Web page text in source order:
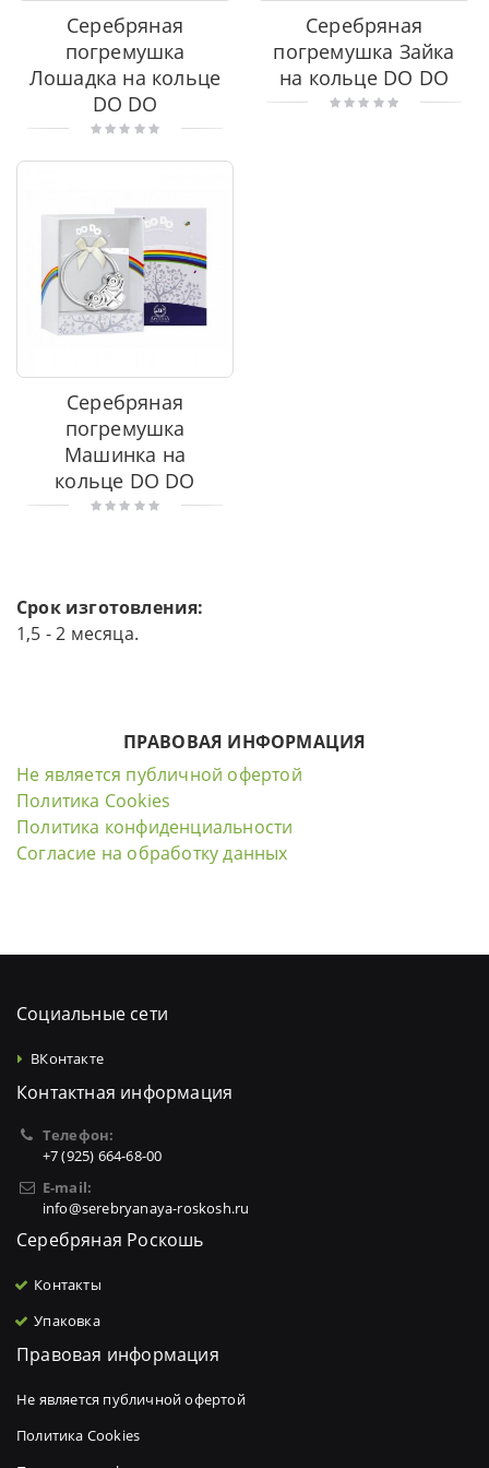
Серебряная
погремушка
Лошадка на кольце
DO DO
Серебряная
погремушка Зайка
на кольце DO DO
Серебряная
погремушка
Машинка на
кольце DO DO
Срок изготовления:
1,5 - 2 месяца.
ПРАВОВАЯ ИНФОРМАЦИЯ
Не является публичной офертой
Политика Cookies
Политика конфиденциальности
Согласие на обработку данных
Социальные сети
ВКонтакте
Контактная информация
Телефон:
+7 (925) 664-68-00
E-mail:
info@serebryanaya-roskosh.ru
Серебряная Роскошь
Контакты
Упаковка
Правовая информация
Не является публичной офертой
Политика Cookies